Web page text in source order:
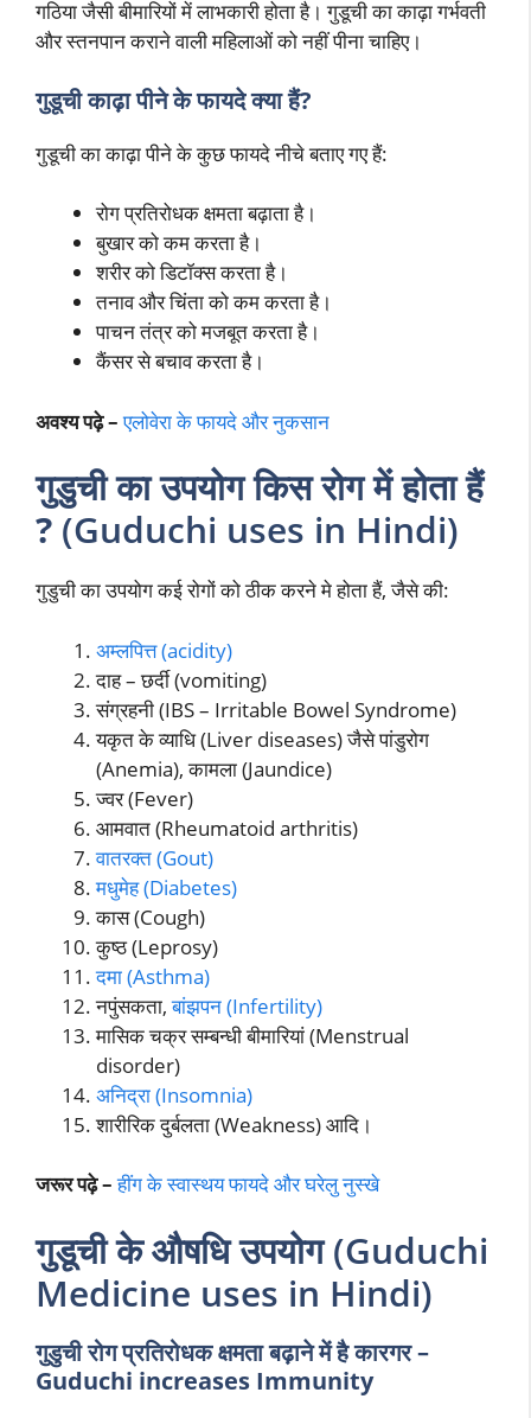
गठिया जैसी बीमारियों में लाभकारी होता है। गुडूची का काढ़ा गर्भवती
और स्तनपान कराने वाली महिलाओं को नहीं पीना चाहिए।
गुडूची काढ़ा पीने के फायदे क्या हैं?
गुडूची का काढ़ा पीने के कुछ फायदे नीचे बताए गए हैं:
रोग प्रतिरोधक क्षमता बढ़ाता है।
बुखार को कम करता है।
शरीर को डिटॉक्स करता है।
तनाव और चिंता को कम करता है।
पाचन तंत्र को मजबूत करता है।
कैंसर से बचाव करता है।
अवश्य पढ़े – एलोवेरा के फायदे और नुकसान
गुडुची का उपयोग किस रोग में होता हैं
? (Guduchi uses in Hindi)
गुडुची का उपयोग कई रोगों को ठीक करने मे होता हैं, जैसे की:
अम्लपित्त (acidity)
दाह – छर्दी (vomiting)
संग्रहनी (IBS – Irritable Bowel Syndrome)
यकृत के व्याधि (Liver diseases) जैसे पांडुरोग
(Anemia), कामला (Jaundice)
ज्वर (Fever)
आमवात (Rheumatoid arthritis)
वातरक्त (Gout)
मधुमेह (Diabetes)
कास (Cough)
कुष्ठ (Leprosy)
दमा (Asthma)
नपुंसकता,बांझपन (Infertility)
मासिक चक्र सम्बन्धी बीमारियां (Menstrual
disorder)
अनिद्रा (Insomnia)
शारीरिक दुर्बलता (Weakness) आदि।
जरूर पढ़े – हींग के स्वास्थय फायदे और घरेलु नुस्खे
गुडूची के औषधि उपयोग(Guduchi
Medicine uses in Hindi)
गुडुची रोग प्रतिरोधक क्षमताबढ़ाने में है कारगर–
Guduchi increases Immunity